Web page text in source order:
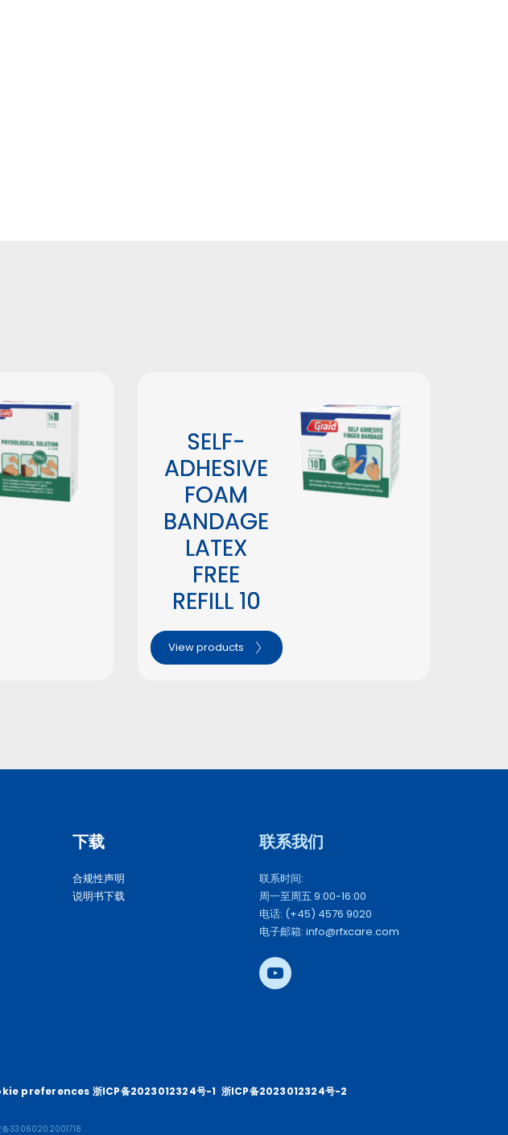
SELF-
ADHESIVE
FOAM
BANDAGE
LATEX
FREE
REFILL 10
View products
下载
合规性声明
说明书下载
联系我们
联系时间:
周一至周五 9:00-16:00
电话: (+45) 4576 9020
电子邮箱: info@rfxcare.com
preferences 浙ICP备2023012324号-1 浙ICP备2023012324号-2
备33060202001718